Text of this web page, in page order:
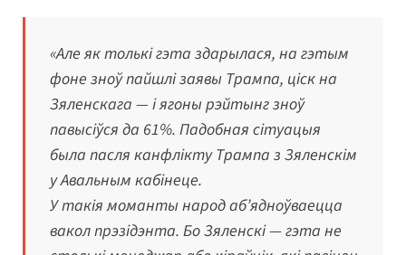
«Але як толькі гэта здарылася, на гэтым
фоне зноў пайшлі заявы Трампа, ціск на
Зяленскага — і ягоны рэйтынг зноў
павысіўся да 61%. Падобная сітуацыя
была пасля канфлікту Трампа з Зяленскім
у Авальным кабінеце.
У такія моманты народ аб’ядноўваецца
вакол прэзідэнта. Бо Зяленскі — гэта не